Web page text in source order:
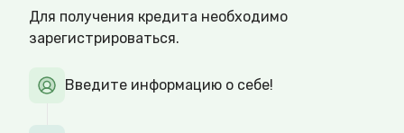
Для получения кредита необходимо
зарегистрироваться.
Введите информацию о себе!